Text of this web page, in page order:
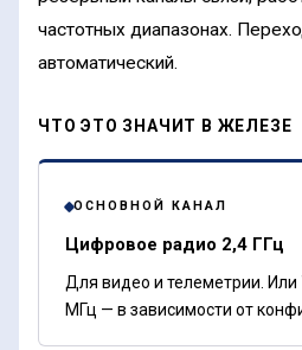
частотных диапазонах.
автоматический.
ЧТО ЭТО ЗНАЧИТ В ЖЕЛЕЗЕ
ОСНОВНОЙ КАНАЛ
Цифровое радио 2,4 ГГц
Для видео и телеметрии.
МГц — в зависимости от